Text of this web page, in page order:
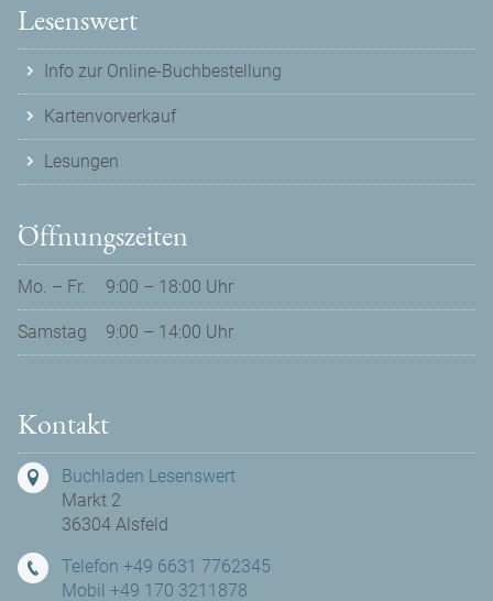
Lesenswert
Info zur Online-Buchbestellung
Kartenvorverkauf
Lesungen
Öffnungszeiten
Mo. – Fr. 9:00 – 18:00 Uhr
Samstag 9:00 – 14:00 Uhr
Kontakt
Buchladen Lesenswert
Markt 2
36304 Alsfeld
Telefon +49 6631 7762345
Mobil +49 170 3211878